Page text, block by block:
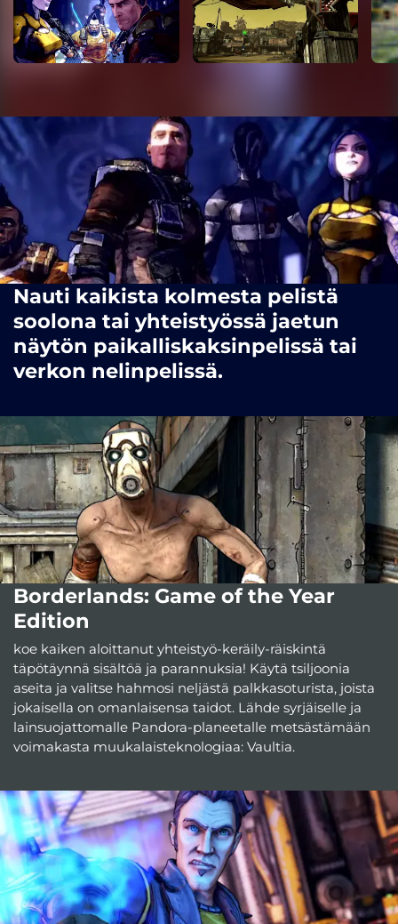
Nauti kaikista kolmesta pelistä
soolona tai yhteistyössä jaetun
näytön paikalliskaksinpelissä tai
verkon nelinpelissä.
Borderlands: Game of the Year
Edition
koe kaiken aloittanut yhteistyö-keräily-räiskintä
täpötäynnä sisältöä ja parannuksia! Käytä tsiljoonia
aseita ja valitse hahmosi neljästä palkkasoturista, joista
jokaisella on omanlaisensa taidot. Lähde syrjäiselle ja
lainsuojattomalle Pandora-planeetalle metsästämään
voimakasta muukalaisteknologiaa: Vaultia.